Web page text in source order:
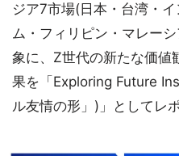
ジア7市場(日本・台湾・
ム・フィリピン・マレー
象に、Z世代の新たな価値
果を「Exploring Future
ル友情の形」)」としてレ